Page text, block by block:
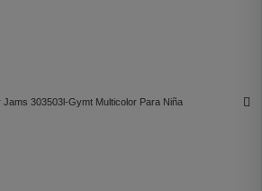
303503l-Gymt Multicolor Para Niña